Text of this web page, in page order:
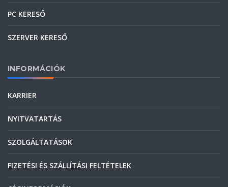
PC KERESŐ
SZERVER KERESŐ
INFORMÁCIÓK
KARRIER
NYITVATARTÁS
SZOLGÁLTATÁSOK
FIZETÉSI ÉS SZÁLLÍTÁSI FELTÉTELEK